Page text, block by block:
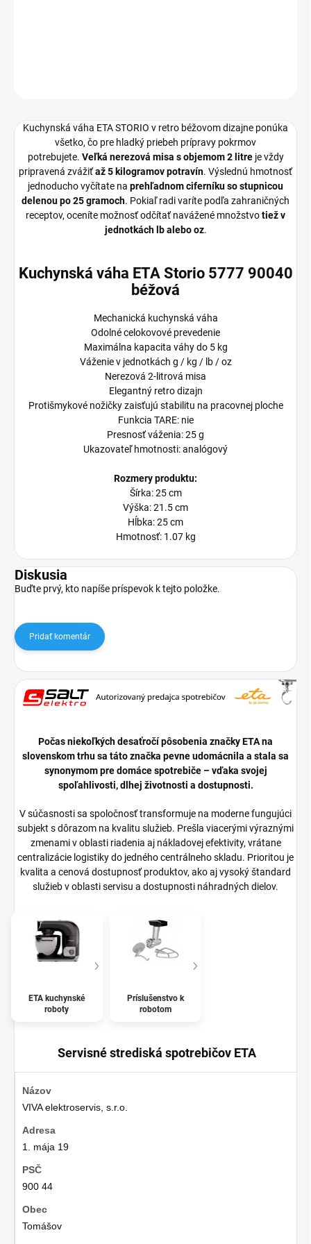
Kuchynská váha ETA STORIO v retro béžovom dizajne ponúka
všetko, čo pre hladký priebeh prípravy pokrmov
potrebujete. Veľká nerezová misa s objemom 2 litre je vždy
pripravená zvážiťaž 5 kilogramov potravín. Výslednú hmotnosť
jednoducho vyčítate na prehľadnom ciferníku so stupnicou
delenou po 25 gramoch. Pokiaľ radi varíte podľa zahraničných
receptov, oceníte možnosť odčítať navážené množstvotiež v
jednotkách lb alebo oz.
Kuchynská váha ETA Storio 5777 90040
béžová
Mechanická kuchynská váha
Odolné celokovové prevedenie
Maximálna kapacita váhy do 5 kg
Váženie v jednotkách g / kg / lb / oz
Nerezová 2-litrová misa
Elegantný retro dizajn
Protišmykové nožičky zaisťujú stabilitu na pracovnej ploche
Funkcia TARE: nie
Presnosť váženia: 25 g
Ukazovateľ hmotnosti: analógový
Rozmery produktu:
Šírka: 25 cm
Výška: 21.5 cm
Hĺbka: 25 cm
Hmotnosť: 1.07 kg
Diskusia
Buďte prvý, kto napíše príspevok k tejto položke.
Pridať komentár
Počas niekoľkých desaťročí pôsobenia značky ETA na
slovenskom trhu sa táto značka pevne udomácnila a stala sa
synonymom pre domáce spotrebiče – vďaka svojej
spoľahlivosti, dlhej životnosti a dostupnosti.
V súčasnosti sa spoločnosť transformuje na moderne fungujúci
subjekt s dôrazom na kvalitu služieb. Prešla viacerými výraznými
zmenami v oblasti riadenia aj nákladovej efektivity, vrátane
centralizácie logistiky do jedného centrálneho skladu. Prioritou je
kvalita a cenová dostupnosť produktov, ako aj vysoký štandard
služieb v oblasti servisu a dostupnosti náhradných dielov.
ETA kuchynské
roboty
Príslušenstvo k
robotom
Servisné strediská spotrebičov ETA
VIVA elektroservis, s.r.o.
1. mája 19
900 44
Tomášov